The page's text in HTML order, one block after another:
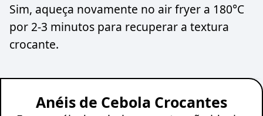
Sim, aqueça novamente no air fryer a 180°C
por 2-3 minutos para recuperar a textura
crocante.
Anéis de Cebola Crocantes